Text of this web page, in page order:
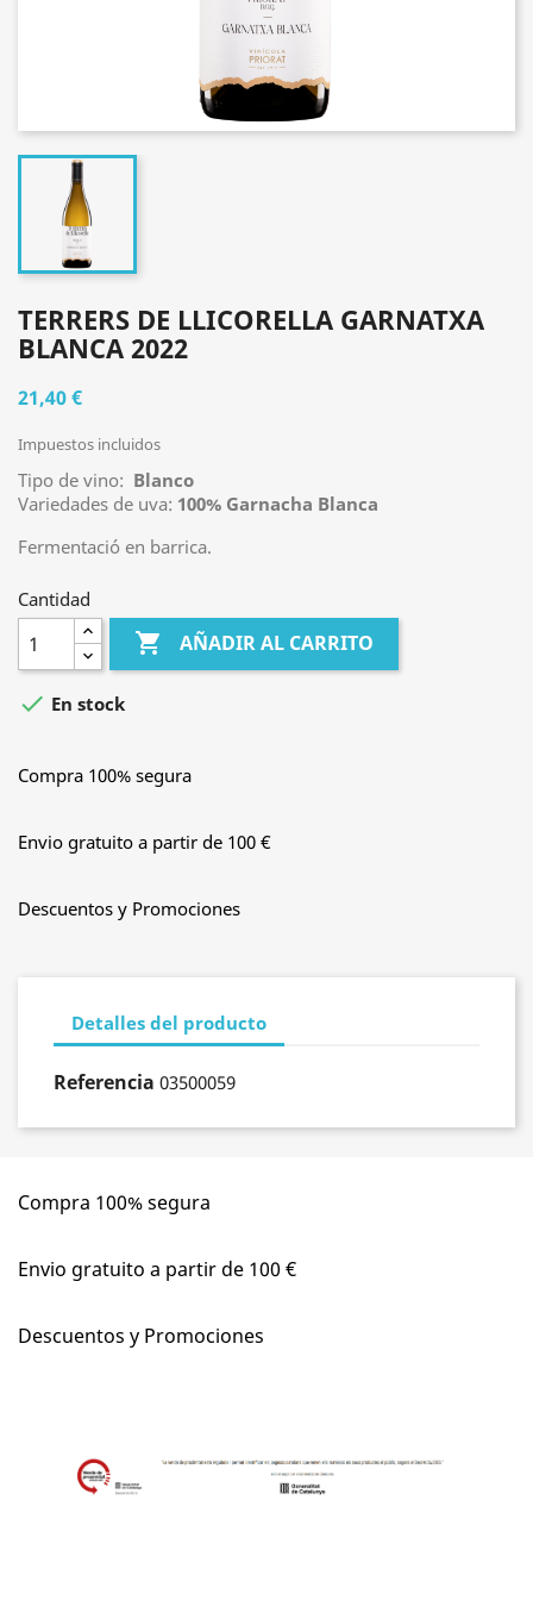
TERRERS DE LLICORELLA GARNATXA
BLANCA 2022
21,40 €
Impuestos incluidos
Tipo de vino: Blanco
Variedades de uva: 100% Garnacha Blanca
Fermentació en barrica.
Cantidad
 AÑADIR AL CARRITO
 En stock
Compra 100% segura
Envio gratuito a partir de 100 €
Descuentos y Promociones
Detalles del producto
Referencia 03500059
Compra 100% segura
Envio gratuito a partir de 100 €
Descuentos y Promociones